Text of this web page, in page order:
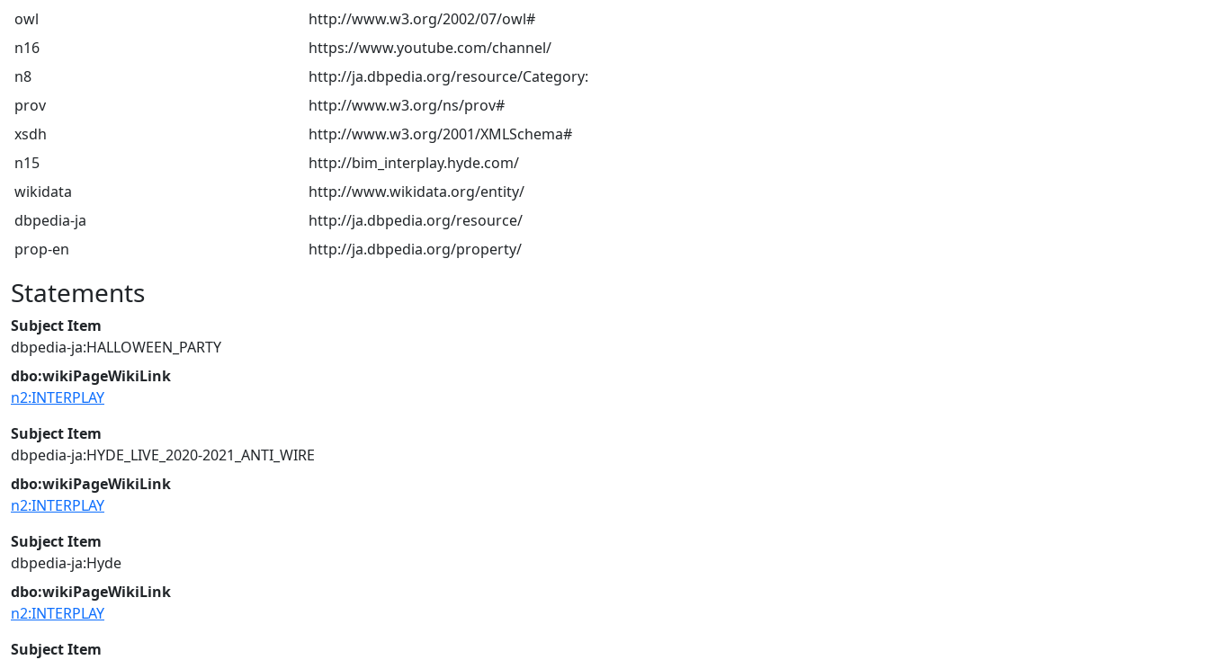
owl
http://www.w3.org/2002/07/owl#
n16
https://www.youtube.com/channel/
n8
http://ja.dbpedia.org/resource/Category:
prov
http://www.w3.org/ns/prov#
xsdh
http://www.w3.org/2001/XMLSchema#
n15
http://bim_interplay.hyde.com/
wikidata
http://www.wikidata.org/entity/
dbpedia-ja
http://ja.dbpedia.org/resource/
prop-en
http://ja.dbpedia.org/property/
Statements
Subject Item
dbpedia-ja:HALLOWEEN_PARTY
dbo:wikiPageWikiLink
n2:INTERPLAY
Subject Item
dbpedia-ja:HYDE_LIVE_2020-2021_ANTI_WIRE
dbo:wikiPageWikiLink
n2:INTERPLAY
Subject Item
dbpedia-ja:Hyde
dbo:wikiPageWikiLink
n2:INTERPLAY
Subject Item